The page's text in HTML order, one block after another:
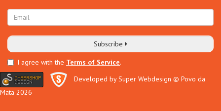
Subscribe
I agree with the Terms of Service.
Developed by Super Webdesign © Povo da
Mata 2026